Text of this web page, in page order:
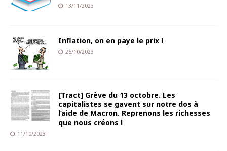
13/11/2023
Inflation, on en paye le prix !
25/10/2023
[Tract] Grève du 13 octobre. Les
capitalistes se gavent sur notre dos à
l’aide de Macron. Reprenons les richesses
que nous créons !
11/10/2023